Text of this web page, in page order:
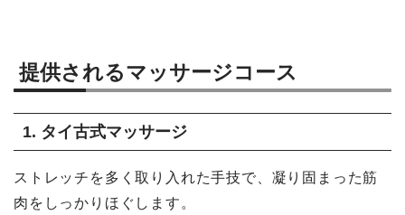
提供されるマッサージコース
1. タイ古式マッサージ
ストレッチを多く取り入れた手技で、凝り固まった筋
肉をしっかりほぐします。